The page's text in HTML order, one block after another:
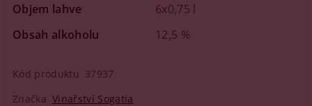
Objem lahve
6x0,75 l
Obsah alkoholu
12,5 %
Kód produktu 37937
Značka Vinařství Sogatia